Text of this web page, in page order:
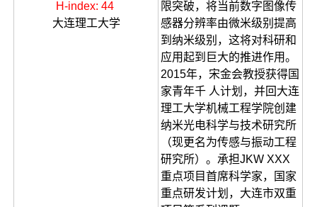
H-index: 44
大连理工大学
限突破，将当前数字图像传
感器分辨率由微米级别提高
到纳米级别，这将对科研和
应用起到巨大的推进作用。
2015年，宋金会教授获得国
家青年千 人计划，并回大连
理工大学机械工程学院创建
纳米光电科学与技术研究所
（现更名为传感与振动工程
研究所）。承担JKW XXX
重点项目首席科学家，国家
重点研发计划，大连市双重